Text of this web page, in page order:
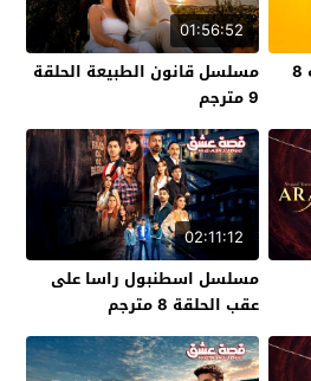
مسلسل حب محتمل الحلقة 8
01:56:52
مسلسل قانون الطبيعة الحلقة
9 مترجم
02:11:12
مسلسل اسطنبول راسا على
عقب الحلقة 8 مترجم